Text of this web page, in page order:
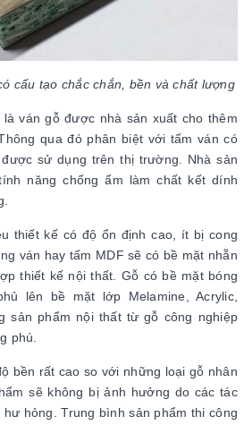
cấu tạo chắc chắn, bền và chất lượng
ván gỗ được nhà sản xuất cho thêm
qua đó phân biệt với tấm ván có
sử dụng trên thị trường. Nhà sản
năng chống ẩm làm chất kết dính
thiết kế có độ ổn định cao, ít bị cong
ván hay tấm MDF sẽ có bề mặt nhẵn
thiết kế nội thất. Gỗ có bề mặt bóng
lên bề mặt lớp Melamine, Acrylic,
sản phẩm nội thất từ gỗ công nghiệp
phú.
bền rất cao so với những loại gỗ nhân
sẽ không bị ảnh hưởng do các tác
hỏng. Trung bình sản phẩm thi công